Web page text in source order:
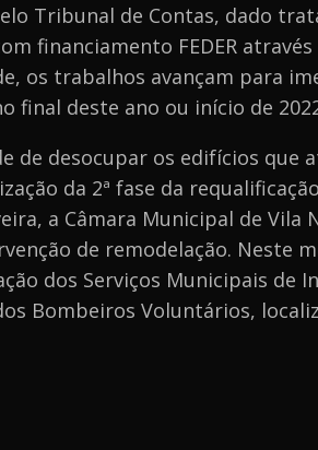
Tribunal de Contas, dado
financiamento FEDER
os trabalhos avançam para
final deste ano ou início de
de desocupar os edifícios que
da 2ª fase da
a Câmara Municipal de Vila
de remodelação. Neste
dos Serviços Municipais de
Bombeiros Voluntários,